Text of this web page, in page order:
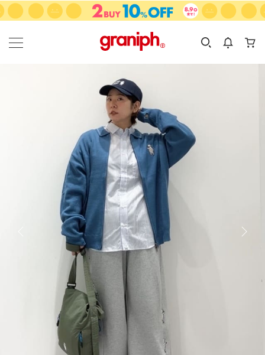
カテゴリーから探す
KIDS
カテゴリ
サイズ